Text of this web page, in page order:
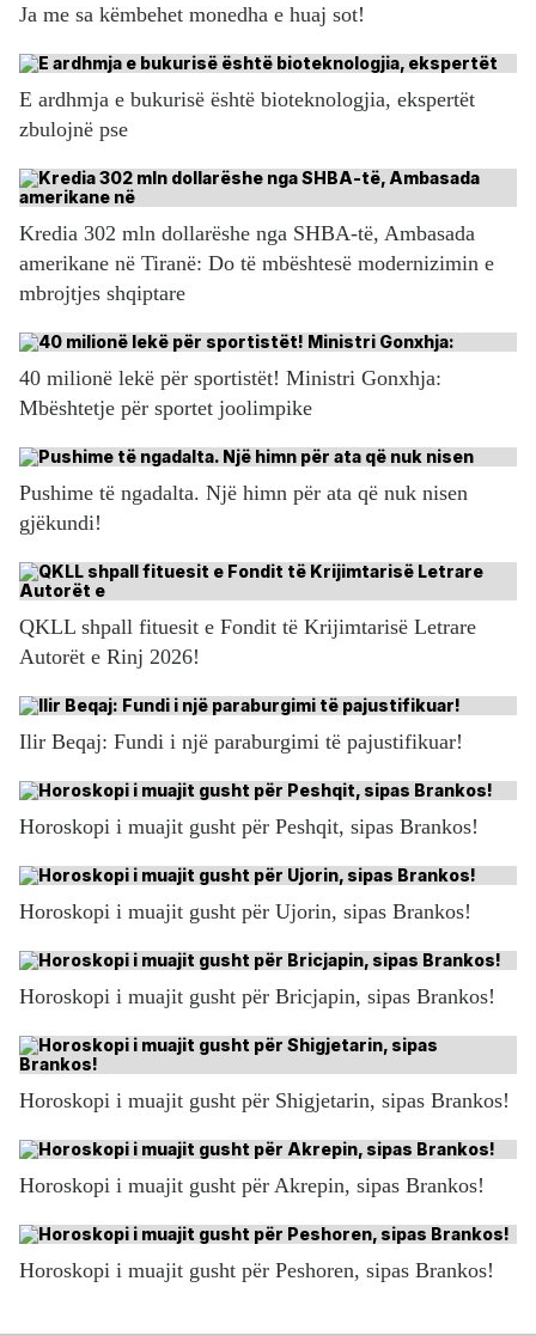
Ja me sa këmbehet monedha e huaj sot!
E ardhmja e bukurisë është bioteknologjia, ekspertët
zbulojnë pse
Kredia 302 mln dollarëshe nga SHBA-të, Ambasada
amerikane në Tiranë: Do të mbështesë modernizimin e
mbrojtjes shqiptare
40 milionë lekë për sportistët! Ministri Gonxhja:
Mbështetje për sportet joolimpike
Pushime të ngadalta. Një himn për ata që nuk nisen
gjëkundi!
QKLL shpall fituesit e Fondit të Krijimtarisë Letrare
Autorët e Rinj 2026!
Ilir Beqaj: Fundi i një paraburgimi të pajustifikuar!
Horoskopi i muajit gusht për Peshqit, sipas Brankos!
Horoskopi i muajit gusht për Ujorin, sipas Brankos!
Horoskopi i muajit gusht për Bricjapin, sipas Brankos!
Horoskopi i muajit gusht për Shigjetarin, sipas Brankos!
Horoskopi i muajit gusht për Akrepin, sipas Brankos!
Horoskopi i muajit gusht për Peshoren, sipas Brankos!